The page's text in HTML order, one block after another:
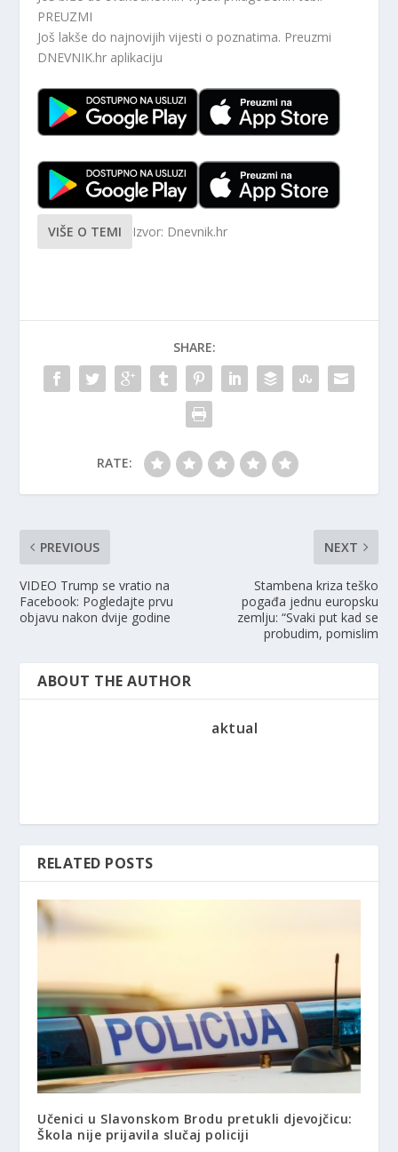
PREUZMI
Još lakše do najnovijih vijesti o poznatima. Preuzmi
DNEVNIK.hr aplikaciju
VIŠE O TEMI Izvor: Dnevnik.hr
SHARE:
RATE:
PREVIOUS
VIDEO Trump se vratio na
Facebook: Pogledajte prvu
objavu nakon dvije godine
NEXT
Stambena kriza teško
pogađa jednu europsku
zemlju: “Svaki put kad se
probudim, pomislim
ABOUT THE AUTHOR
aktual
RELATED POSTS
Učenici u Slavonskom Brodu pretukli djevojčicu:
Škola nije prijavila slučaj policiji